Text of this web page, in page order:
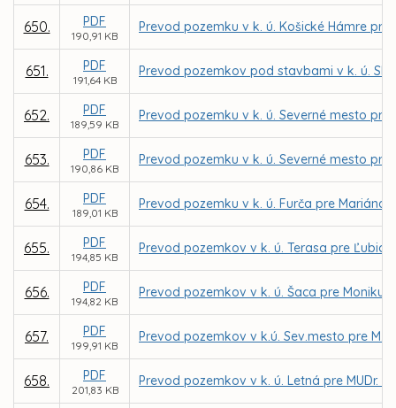
650. PDF
190,91 KB
Prevod pozemku v k. ú. Košické Hámre pre
651. PDF
191,64 KB
Prevod pozemkov pod stavbami v k. ú.
652. PDF
189,59 KB
Prevod pozemku v k. ú. Severné mesto pre
653. PDF
190,86 KB
Prevod pozemku v k. ú. Severné mesto
654. PDF
189,01 KB
Prevod pozemku v k. ú. Furča pre Mariána
655. PDF
194,85 KB
Prevod pozemkov v k. ú. Terasa pre Ľubicu
656. PDF
194,82 KB
Prevod pozemkov v k. ú. Šaca pre Moniku
657. PDF
199,91 KB
Prevod pozemkov v k.ú. Sev.mesto pre M.
658. PDF
201,83 KB
Prevod pozemkov v k. ú. Letná pre MUDr.